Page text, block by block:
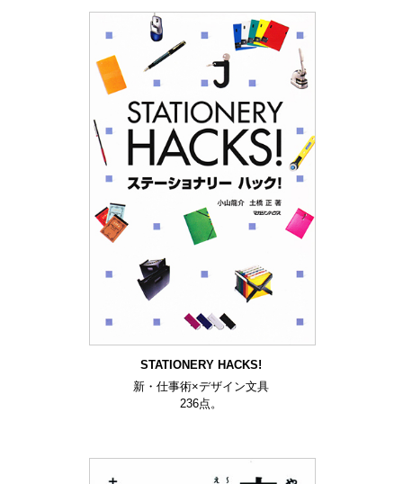
STATIONERY HACKS!
新・仕事術×デザイン文具
236点。